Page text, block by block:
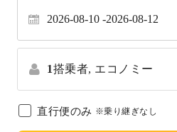
2026-08-10 2026-08-12
1搭乗者, エコノミー
直行便のみ ※乗り継ぎなし